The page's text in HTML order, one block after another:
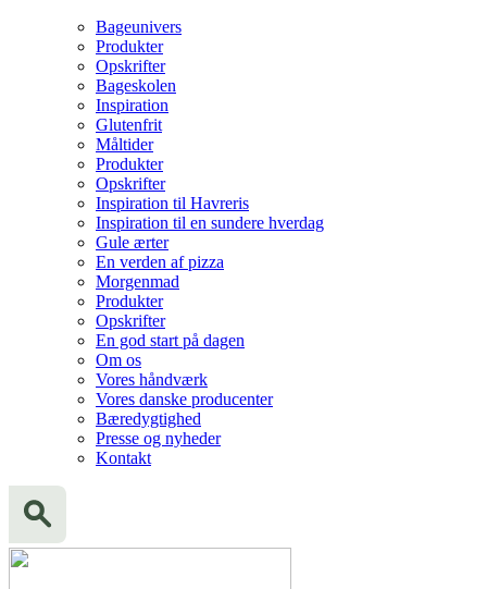
Bageunivers
Produkter
Opskrifter
Bageskolen
Inspiration
Glutenfrit
Måltider
Produkter
Opskrifter
Inspiration til Havreris
Inspiration til en sundere hverdag
Gule ærter
En verden af pizza
Morgenmad
Produkter
Opskrifter
En god start på dagen
Om os
Vores håndværk
Vores danske producenter
Bæredygtighed
Presse og nyheder
Kontakt